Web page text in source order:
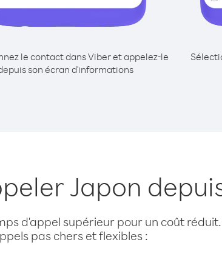
le contact dans Viber et appelez-le
son écran d'informations
Japon
d'appel supérieur pour un coût
pas chers et flexibles :